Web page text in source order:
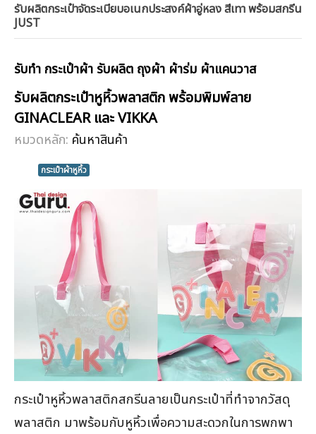
รับผลิตกระเป๋าจัดระเบียบอเนกประสงค์ผ้าอู่หลง สีเทา พร้อมสกรีน
JUST
รับทำ กระเป๋าผ้า รับผลิต ถุงผ้า ผ้าร่ม ผ้าแคนวาส
รับผลิตกระเป๋าหูหิ้วพลาสติก พร้อมพิมพ์ลาย
GINACLEAR และ VIKKA
หมวดหลัก: ค้นหาสินค้า
กระเป๋าผ้าหูหิ้ว
กระเป๋าหูหิ้วพลาสติกสกรีนลายเป็นกระเป๋าที่ทำจากวัสดุ
พลาสติก มาพร้อมกับหูหิ้วเพื่อความสะดวกในการพกพา